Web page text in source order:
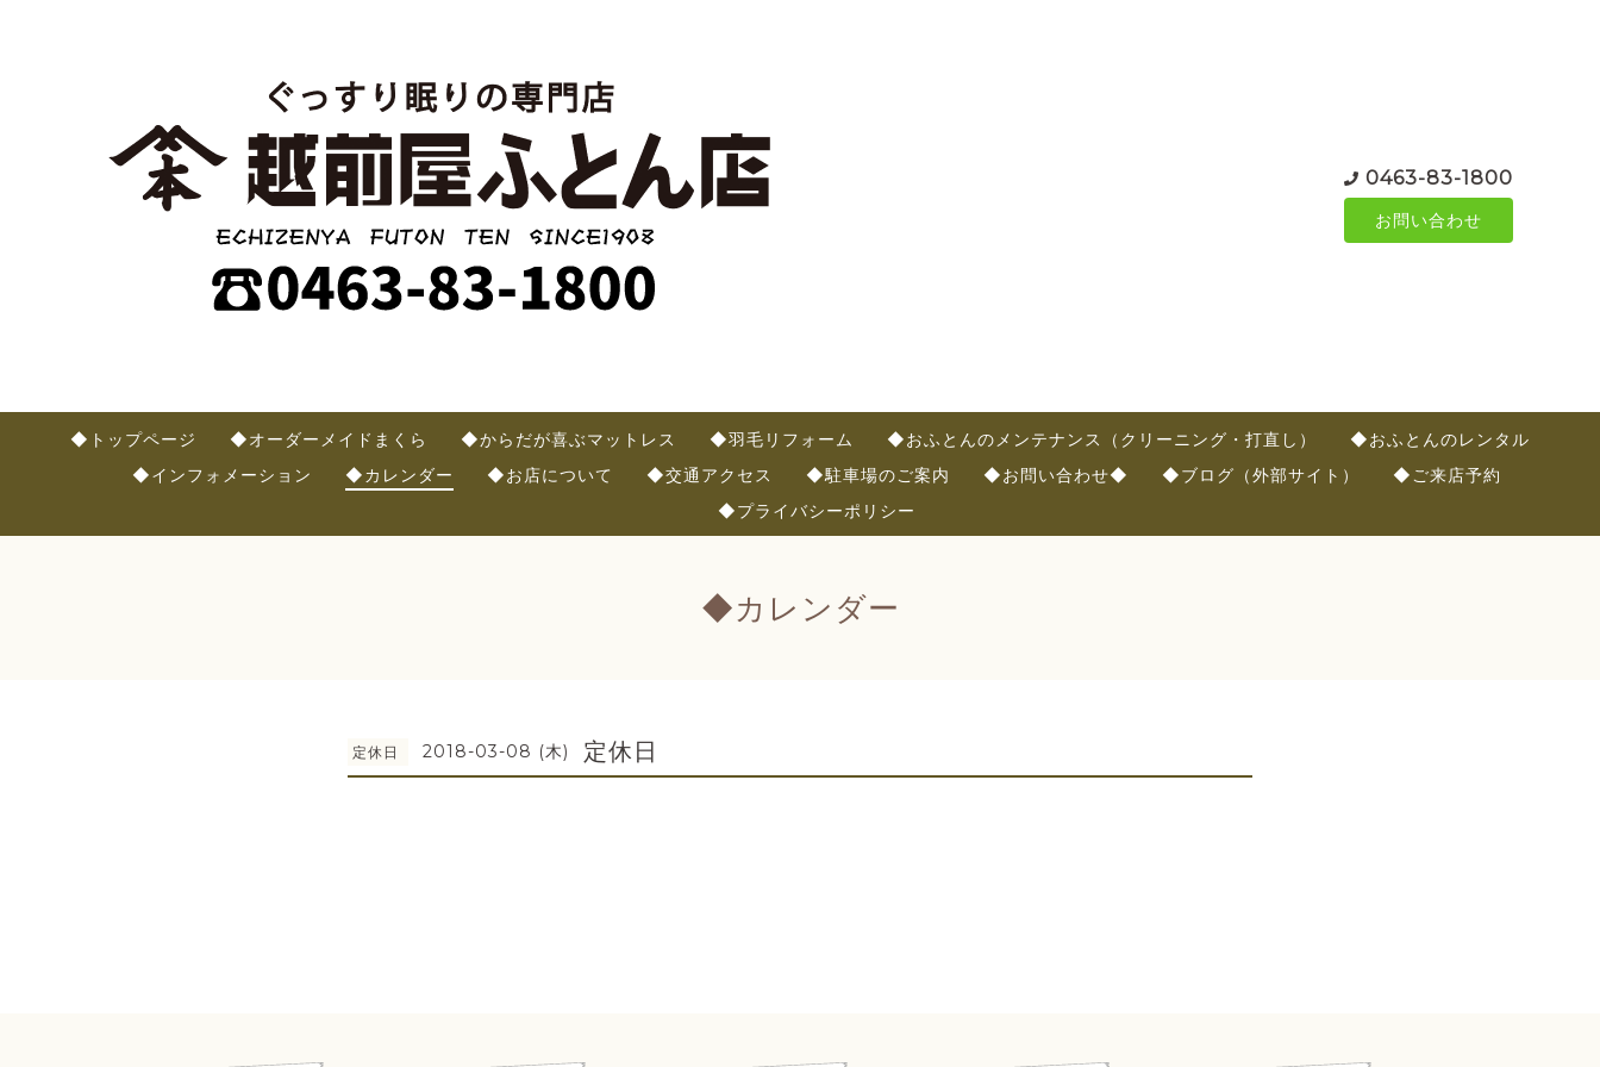
0463-83-1800
お問い合わせ
◆トップページ ◆オーダーメイドまくら ◆からだが喜ぶマットレス ◆羽毛リフォーム ◆おふとんのメンテナンス（クリーニング・打直し）
◆おふとんのレンタル
◆インフォメーション
◆カレンダー ◆お店について ◆交通アクセス ◆駐車場のご案内 ◆お問い合わせ◆ ◆ブログ（外部サイト）
◆ご来店予約
◆プライバシーポリシー
◆カレンダー
定休日 2018-03-08 (木) 定休日